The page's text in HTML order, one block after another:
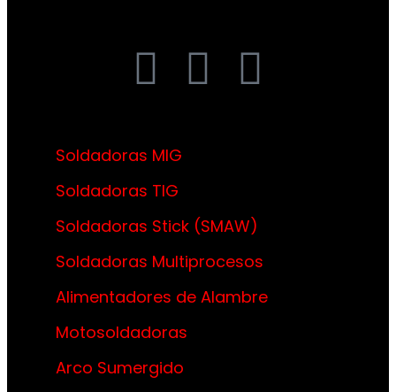
Soldadoras MIG
Soldadoras TIG
Soldadoras Stick (SMAW)
Soldadoras Multiprocesos
Alimentadores de Alambre
Motosoldadoras
Arco Sumergido